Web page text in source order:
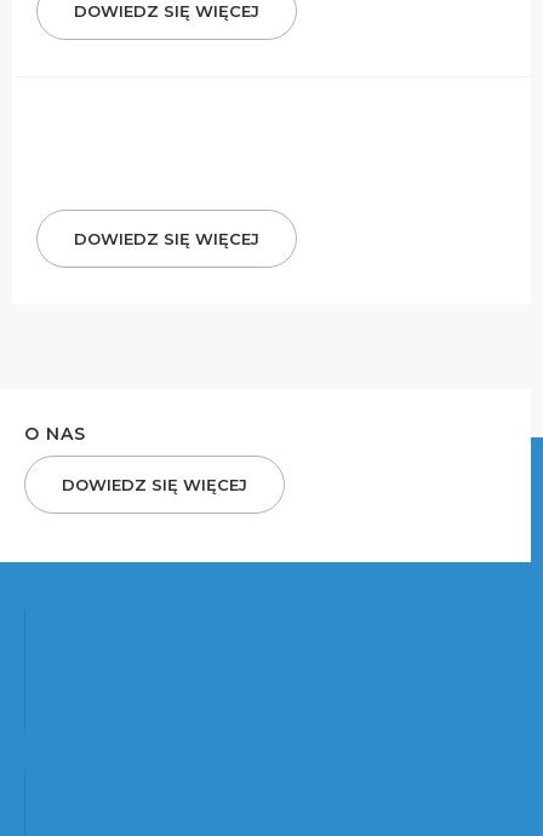
DOWIEDZ SIĘ WIĘCEJ
DOWIEDZ SIĘ WIĘCEJ
O NAS
DOWIEDZ SIĘ WIĘCEJ